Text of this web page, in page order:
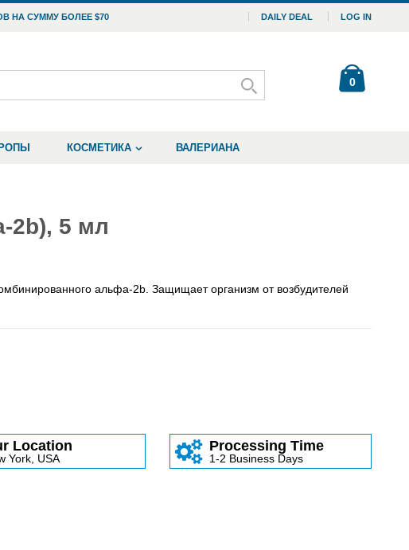
DAILY DEAL LOG IN
НА СУММУ БОЛЕЕ $70
0
КОСМЕТИКА ВАЛЕРИАНА
2b), 5 мл
альфа-2b. Защищает организм от возбудителей
Location
York, USA
Processing Time
1-2 Business Days